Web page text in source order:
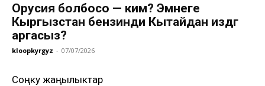
Орусия болбосо — ким? Эмнеге
Кыргызстан бензинди Кытайдан издөөгө
аргасыз?
kloopkyrgyz - 07/07/2026
Соңку жаңылыктар